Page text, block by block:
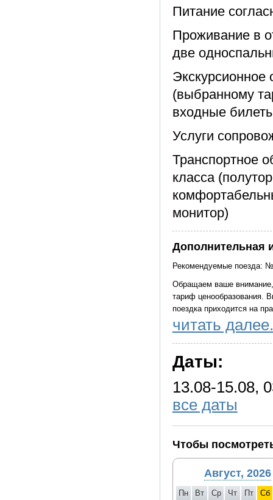
Питание
Проживание в
две
Экскурсионное
(выбранному
входные
Услуги
Транспортное
класса
монитор)
Дополнительная
Рекомендуемые поезда:
Обращаем ваше внимание,
тариф ценообразования.
поездка приходится на
Все пассажиры в
время прибытия
сохранении их объема и
при количестве туристов
Туроператор не имеет
и мероприятиями
на любые другие
Схема автобуса
читать
Даты:
13.08-15.08,
все даты
Чтобы
Август, 2026
Пн Вт Ср Чт Пт Сб